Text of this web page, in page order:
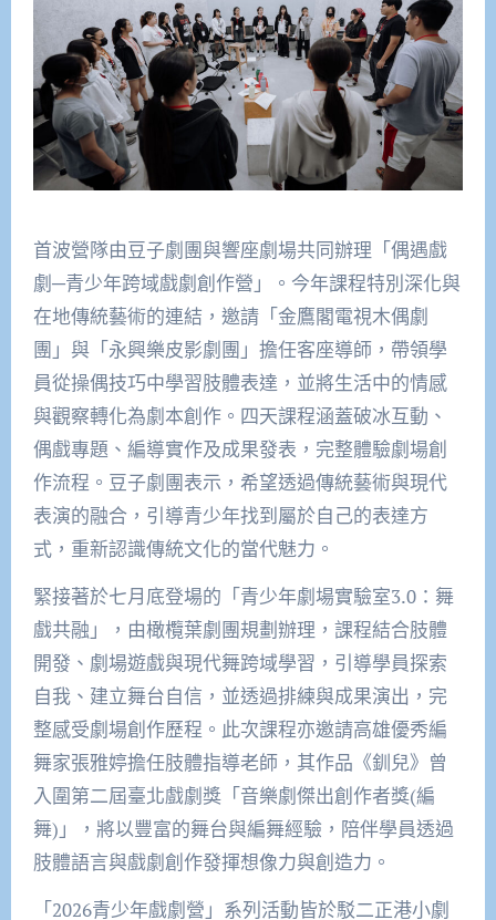
首波營隊由豆子劇團與響座劇場共同辦理「偶遇戲
劇─青少年跨域戲劇創作營」。今年課程特別深化與
在地傳統藝術的連結，邀請「金鷹閣電視木偶劇
團」與「永興樂皮影劇團」擔任客座導師，帶領學
員從操偶技巧中學習肢體表達，並將生活中的情感
與觀察轉化為劇本創作。四天課程涵蓋破冰互動、
偶戲專題、編導實作及成果發表，完整體驗劇場創
作流程。豆子劇團表示，希望透過傳統藝術與現代
表演的融合，引導青少年找到屬於自己的表達方
式，重新認識傳統文化的當代魅力。
緊接著於七月底登場的「青少年劇場實驗室3.0：舞
戲共融」，由橄欖葉劇團規劃辦理，課程結合肢體
開發、劇場遊戲與現代舞跨域學習，引導學員探索
自我、建立舞台自信，並透過排練與成果演出，完
整感受劇場創作歷程。此次課程亦邀請高雄優秀編
舞家張雅婷擔任肢體指導老師，其作品《釧兒》曾
入圍第二屆臺北戲劇獎「音樂劇傑出創作者獎(編
舞)」，將以豐富的舞台與編舞經驗，陪伴學員透過
肢體語言與戲劇創作發揮想像力與創造力。
「2026青少年戲劇營」系列活動皆於駁二正港小劇